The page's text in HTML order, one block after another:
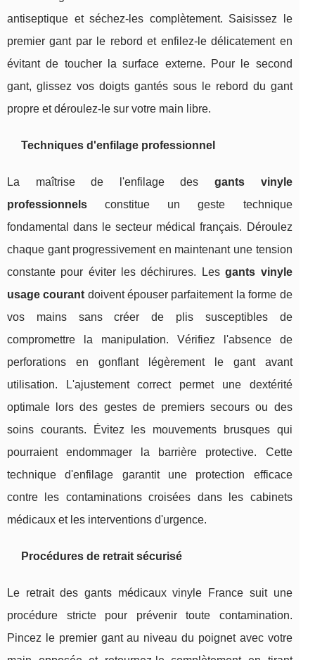
antiseptique et séchez-les complètement. Saisissez le
premier gant par le rebord et enfilez-le délicatement en
évitant de toucher la surface externe. Pour le second
gant, glissez vos doigts gantés sous le rebord du gant
propre et déroulez-le sur votre main libre.
Techniques d'enfilage professionnel
La maîtrise de l'enfilage des gants vinyle
professionnels constitue un geste technique
fondamental dans le secteur médical français. Déroulez
chaque gant progressivement en maintenant une tension
constante pour éviter les déchirures. Lesgants vinyle
usage courant doivent épouser parfaitement la forme de
vos mains sans créer de plis susceptibles de
compromettre la manipulation. Vérifiez l'absence de
perforations en gonflant légèrement le gant avant
utilisation. L'ajustement correct permet une dextérité
optimale lors des gestes de premiers secours ou des
soins courants. Évitez les mouvements brusques qui
pourraient endommager la barrière protective. Cette
technique d'enfilage garantit une protection efficace
contre les contaminations croisées dans les cabinets
médicaux et les interventions d'urgence.
Procédures de retrait sécurisé
Le retrait des gants médicaux vinyle France suit une
procédure stricte pour prévenir toute contamination.
Pincez le premier gant au niveau du poignet avec votre